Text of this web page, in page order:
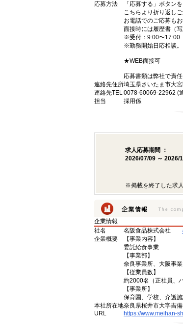
応募方法
「応募する」ボタン
こちらより折り返し
お電話でのご応募も
面接時には履歴書（
※受付：9:00〜17:00
※勤務開始日応相談。
★WEB面接可
応募書類は弊社で責
連絡先住所埼玉県さいたま市大
連絡先TEL0078-60069-22962 (
担当
採用係
求人応募期間 ：
2026/07/09 ～ 2026/
※掲載を終了した求
企業情報
社名
名阪食品株式会社
企業概要
【事業内容】
委託給食事業
【事業部】
奈良事業所、大阪事
【従業員数】
約2000名（正社員、
【事業所】
保育園、学校、介護
本社所在地奈良県桜井市大字吉
URL
https://www.meihan-